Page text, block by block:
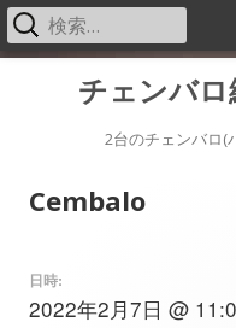
チェンバ
2台のチェンバロ(
メ
検
索:
Cembalo
日時:
2022年2月7日 @